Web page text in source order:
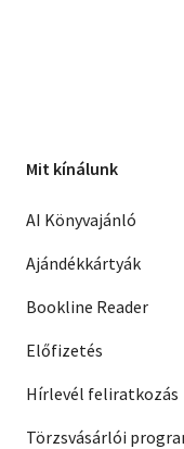
Mit kínálunk
AI Könyvajánló
Ajándékkártyák
Bookline Reader
Előfizetés
Hírlevél feliratkozás
Törzsvásárlói